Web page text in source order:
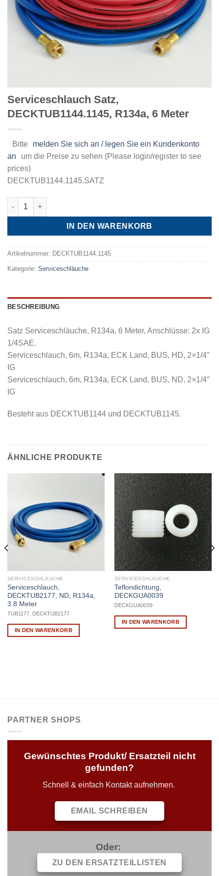
Serviceschlauch Satz,
DECKTUB1144.1145, R134a, 6 Meter
Bitte
melden Sie sich an / legen Sie ein Kundenkonto
an
um die Preise zu sehen (Please login/register to see
prices)
DECKTUB1144.1145.SATZ
Serviceschlauch Satz, DECKTUB1144.1145, R134a, 6 Meter
IN DEN WARENKORB
Artikelnummer: DECKTUB1144.1145
Kategorie: Serviceschläuche
BESCHREIBUNG
Satz Serviceschläuche, R134a, 6 Meter, Anschlüsse: 2x IG
1/4SAE.
Serviceschlauch, 6m, R134a, ECK Land, BUS, HD, 2×1/4″
IG
Serviceschlauch, 6m, R134a, ECK Land, BUS, ND, 2×1/4″
IG
Besteht aus DECKTUB1144 und DECKTUB1145.
ÄHNLICHE PRODUKTE
SERVICESCHLÄUCHE
Serviceschlauch,
DECKTUB2177, ND, R134a,
3.8 Meter
TUB1177, DECKTUB2177
IN DEN WARENKORB
SERVICESCHLÄUCHE
Teflondichtung,
DECKGUA0039
DECKGUA0039
IN DEN WARENKORB
PARTNER SHOPS
Gewünschtes Produkt/ Ersatzteil nicht
gefunden?
Schnell & einfach Kontakt aufnehmen.
EMAIL SCHREIBEN
Oder:
ZU DEN ERSATZTEILLISTEN